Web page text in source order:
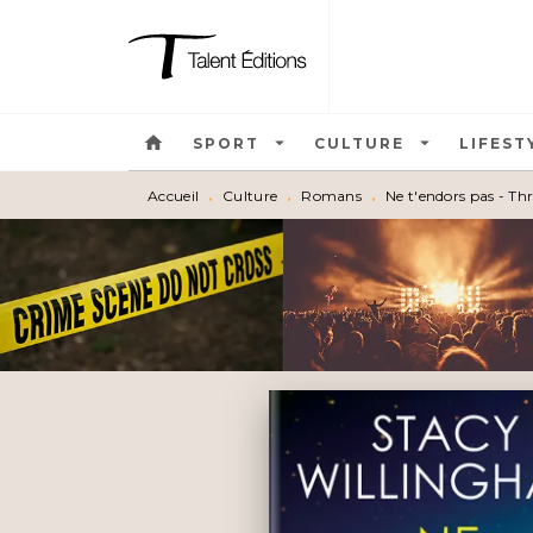
MENU
home SPORT arrow_drop_down CULTURE arrow_drop_down
Accueil • Culture • Romans • Ne t'endors pas -